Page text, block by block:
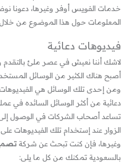
خدمات الفويس أوفر وغيرها، دعونا
المعلومات حول هذا الموضوع من خلال
فيديوهات دعائية
لاشك أننا نعيش في عصر ملئ بالتقدم
أصبح هناك الكثير من الوسائل
ومن إحدى تلك الوسائل هي الفيديوهات
دعائية من أكثر الوسائل السائده في
تساعد أصحاب الشركات في الوصول
الزوار عند إستخدام تلك الفيديوهات
وغيرها، فإن كنت تبحث عن شركة
بالسعودية تمكنك من كل ما يلي: